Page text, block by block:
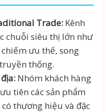
Trade:Kênh
chuỗi siêu thị lớn như
ưu thế, song
thống.
Nhóm khách hàng
tiên các sản phẩm
thương hiệu và đặc